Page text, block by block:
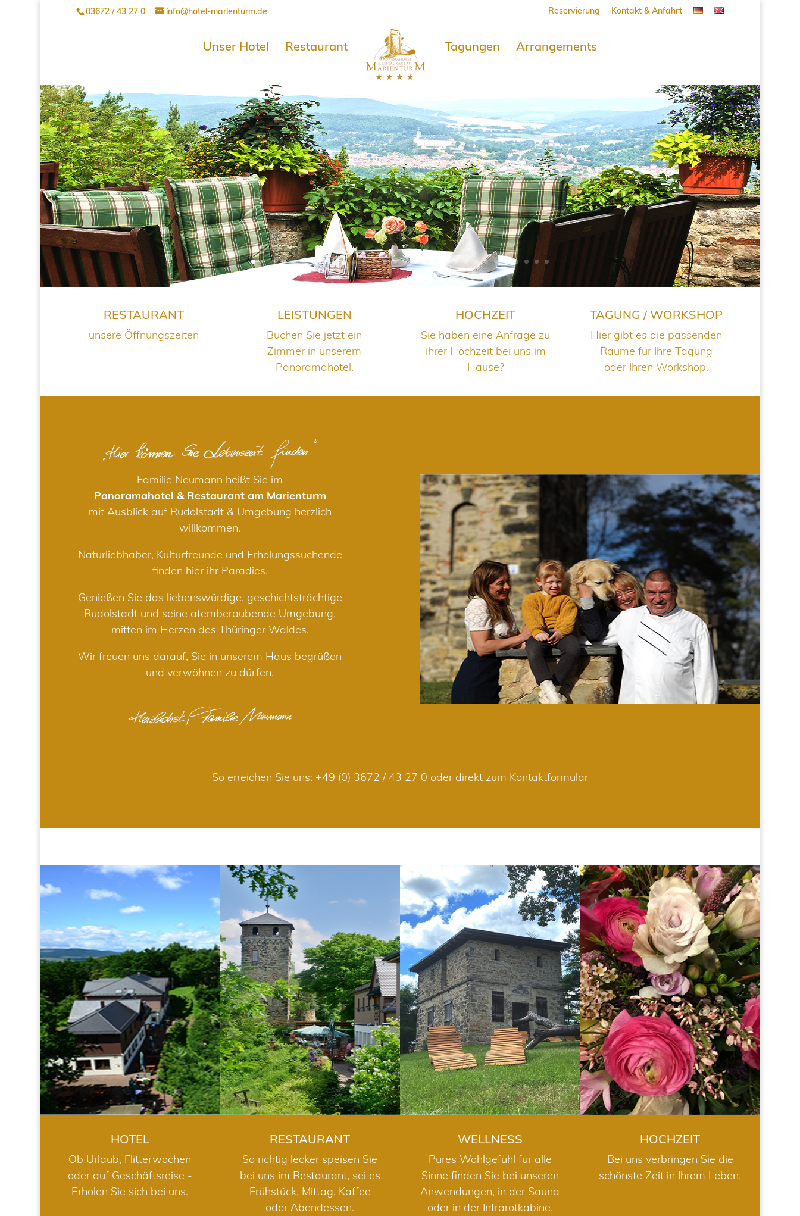
03672 / 43 27 0 info@hotel-marienturm.de Reservierung Kontakt & Anfahrt
Unser Hotel Restaurant Tagungen Arrangements
RESTAURANT
unsere Öffnungszeiten
LEISTUNGEN
Buchen Sie jetzt ein
Zimmer in unserem
Panoramahotel.
HOCHZEIT
Sie haben eine Anfrage zu
ihrer Hochzeit bei uns im
Hause?
TAGUNG / WORKSHOP
Hier gibt es die passenden
Räume für Ihre Tagung
oder Ihren Workshop.
Familie Neumann heißt Sie im
Panoramahotel & Restaurant am Marienturm
mit Ausblick auf Rudolstadt & Umgebung herzlich
willkommen.
Naturliebhaber, Kulturfreunde und Erholungssuchende
finden hier ihr Paradies.
Genießen Sie das liebenswürdige, geschichtsträchtige
Rudolstadt und seine atemberaubende Umgebung,
mitten im Herzen des Thüringer Waldes.
Wir freuen uns darauf, Sie in unserem Haus begrüßen
und verwöhnen zu dürfen.
So erreichen Sie uns: +49 (0) 3672 / 43 27 0 oder direkt zum Kontaktformular
HOTEL
HOTEL
Ob Urlaub, Flitterwochen
oder auf Geschäftsreise -
Erholen Sie sich bei uns.
RESTAURANT
RESTAURANT
So richtig lecker speisen Sie
bei uns im Restaurant, sei es
Frühstück, Mittag, Kaffee
oder Abendessen.
WELLNESS
WELLNESS
Pures Wohlgefühl für alle
Sinne finden Sie bei unseren
Anwendungen, in der Sauna
oder in der Infrarotkabine.
HOCHZEIT
HOCHZEIT
Bei uns verbringen Sie die
schönste Zeit in Ihrem Leben.